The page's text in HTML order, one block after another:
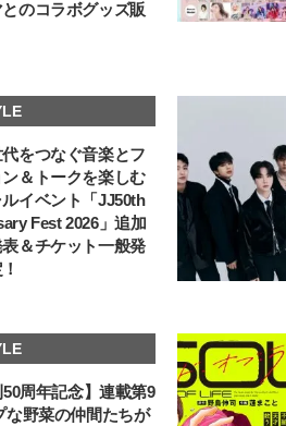
のコラボグッズ販
をつなぐ音楽とフ
ン＆トークを楽しむ
ルイベント「JJ50th
Fest 2026」追加
＆チケット一般発
50周年記念】連載第9
な野菜の仲間たちが